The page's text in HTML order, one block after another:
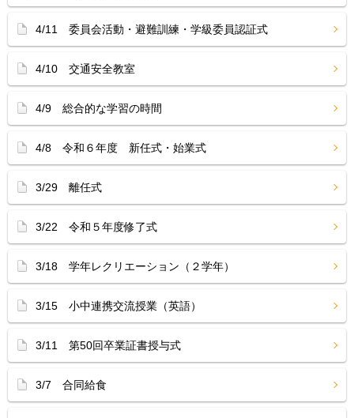
4/11 委員会活動・避難訓練・学級委員認証式
4/10 交通安全教室
4/9 総合的な学習の時間
4/8 令和６年度 新任式・始業式
3/29 離任式
3/22 令和５年度修了式
3/18 学年レクリエーション（２学年）
3/15 小中連携交流授業（英語）
3/11 第50回卒業証書授与式
3/7 合同給食